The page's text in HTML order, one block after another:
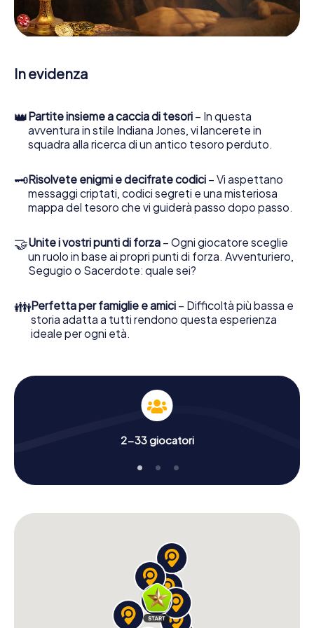
enigmatiche, la aiuta a raccogliere oggetti e la guida in
sicurezza per Aprilia.
immergerete sempre più in profondità nell'emozionante
storia, presto scoprirete che il prezioso tesoro è a pochi
In evidenza
👑Partite insieme a caccia di tesori – In questa
avventura in stile Indiana Jones, vi lancerete in
squadra alla ricerca di un antico tesoro perduto.
🗝Risolvete enigmi e decifrate codici – Vi aspettano
messaggi criptati, codici segreti e una misteriosa
mappa del tesoro che vi guiderà passo dopo passo.
🤝Unite i vostri punti di forza – Ogni giocatore sceglie
un ruolo in base ai propri punti di forza. Avventuriero,
Segugio o Sacerdote: quale sei?
👪Perfetta per famiglie e amici – Difficoltà più bassa e
storia adatta a tutti rendono questa esperienza
ideale per ogni età.
2-33 giocatori